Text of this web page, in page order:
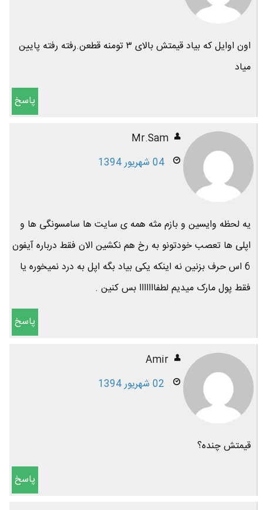
اون اوایل که بیاد قیمتش بالای ۳ تومنه قطعن.رفته رفته پایین
میاد
پاسخ
Mr.Sam
04 شهریور 1394
یه لحظه وایسین و بازم مثه همه ی سایت ها سامسونگی ها و
اپلی ها تعصب خودتونو به رخ هم نکشین الان فقط درباره آیفون
6 اس حرف بزنین نه اینکه یکی بیاد بگه اپل به درد نمیخوره یا
فقط پول مارک میدیم لطفااااااا بس کنین .
پاسخ
Amir
02 شهریور 1394
قیمتش چنده؟
پاسخ